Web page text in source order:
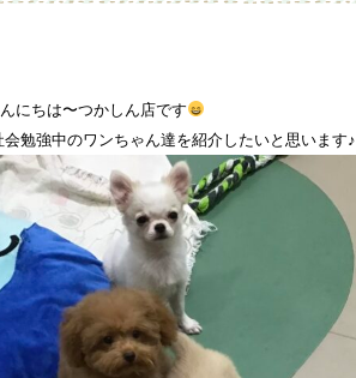
にちは〜つかしん店です
勉強中のワンちゃん達を紹介したいと思います♪